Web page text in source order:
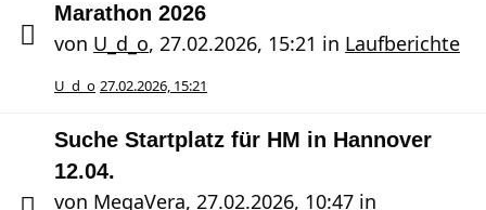
Marathon 2026
von U_d_o, 27.02.2026, 15:21 in Laufberichte
U_d_o 27.02.2026, 15:21
Suche Startplatz für HM in Hannover
12.04.
von MegaVera, 27.02.2026, 10:47 in